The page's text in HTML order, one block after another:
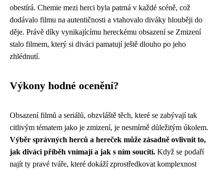
obestírá. Chemie mezi herci byla patrná v každé scéně, což
dodávalo filmu na autentičnosti a vtahovalo diváky hlouběji do
děje. Právě díky vynikajícímu hereckému obsazení se Zmizení
stalo filmem, který si diváci pamatují ještě dlouho po jeho
zhlédnutí.
Výkony hodné ocenění?
Obsazení filmů a seriálů, obzvláště těch, které se zabývají tak
citlivým tématem jako je zmizení, je nesmírně důležitým úkolem.
Výběr správných herců a hereček může zásadně ovlivnit to,
jak diváci příběh vnímají a jak s ním soucítí. Když se podaří
najít ty pravé tváře, které dokáží zprostředkovat komplexnost